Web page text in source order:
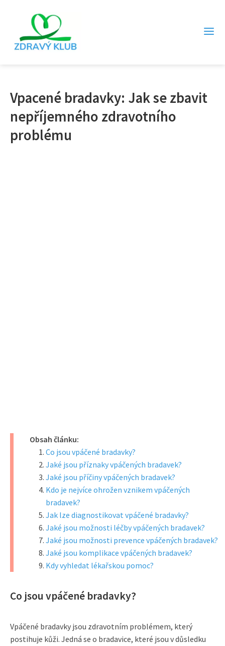
Vpacené bradavky: Jak se zbavit
nepříjemného zdravotního
problému
Obsah článku:
Co jsou vpáčené bradavky?
Jaké jsou příznaky vpáčených bradavek?
Jaké jsou příčiny vpáčených bradavek?
Kdo je nejvíce ohrožen vznikem vpáčených
bradavek?
Jak lze diagnostikovat vpáčené bradavky?
Jaké jsou možnosti léčby vpáčených bradavek?
Jaké jsou možnosti prevence vpáčených bradavek?
Jaké jsou komplikace vpáčených bradavek?
Kdy vyhledat lékařskou pomoc?
Co jsou vpáčené bradavky?
Vpáčené bradavky jsou zdravotním problémem, který
postihuje kůži. Jedná se o bradavice, které jsou v důsledku